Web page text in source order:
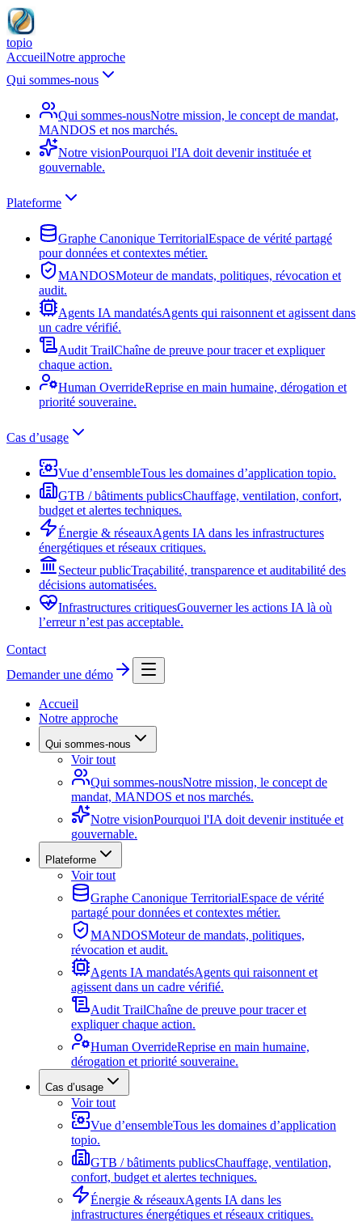
topio
AccueilNotre approche
Qui sommes-nous
Qui sommes-nousNotre mission, le concept de mandat,
MANDOS et nos marchés.
Notre visionPourquoi l'IA doit devenir instituée et
gouvernable.
Plateforme
Graphe Canonique TerritorialEspace de vérité partagé
pour données et contextes métier.
MANDOSMoteur de mandats, politiques, révocation et
audit.
Agents IA mandatésAgents qui raisonnent et agissent dans
un cadre vérifié.
Audit TrailChaîne de preuve pour tracer et expliquer
chaque action.
Human OverrideReprise en main humaine, dérogation et
priorité souveraine.
Cas d’usage
Vue d’ensembleTous les domaines d’application topio.
GTB / bâtiments publicsChauffage, ventilation, confort,
budget et alertes techniques.
Énergie & réseauxAgents IA dans les infrastructures
énergétiques et réseaux critiques.
Secteur publicTraçabilité, transparence et auditabilité des
décisions automatisées.
Infrastructures critiquesGouverner les actions IA là où
l’erreur n’est pas acceptable.
Contact
Demander une démo
Accueil
Notre approche
Qui sommes-nous
Voir tout
Qui sommes-nousNotre mission, le concept de
mandat, MANDOS et nos marchés.
Notre visionPourquoi l'IA doit devenir instituée et
gouvernable.
Plateforme
Voir tout
Graphe Canonique TerritorialEspace de vérité
partagé pour données et contextes métier.
MANDOSMoteur de mandats, politiques,
révocation et audit.
Agents IA mandatésAgents qui raisonnent et
agissent dans un cadre vérifié.
Audit TrailChaîne de preuve pour tracer et
expliquer chaque action.
Human OverrideReprise en main humaine,
dérogation et priorité souveraine.
Cas d’usage
Voir tout
Vue d’ensembleTous les domaines d’application
topio.
GTB / bâtiments publicsChauffage, ventilation,
confort, budget et alertes techniques.
Énergie & réseauxAgents IA dans les
infrastructures énergétiques et réseaux critiques.